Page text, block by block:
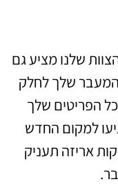
שלנו מציע גם
המעבר שלך לחלק
הפריטים שלך
למקום החדש
אריזה תעניק